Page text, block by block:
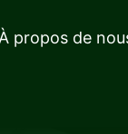
À propos de